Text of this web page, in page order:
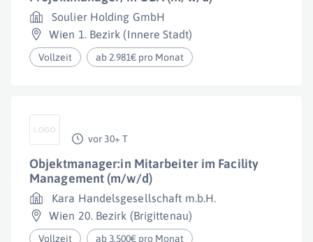
Soulier Holding GmbH
Wien 1. Bezirk (Innere Stadt)
Vollzeit ab 2.981€ pro Monat
vor 30+ T
Objektmanager:in Mitarbeiter im Facility
Management (m/w/d)
Kara Handelsgesellschaft m.b.H.
Wien 20. Bezirk (Brigittenau)
Vollzeit ab 3.500€ pro Monat